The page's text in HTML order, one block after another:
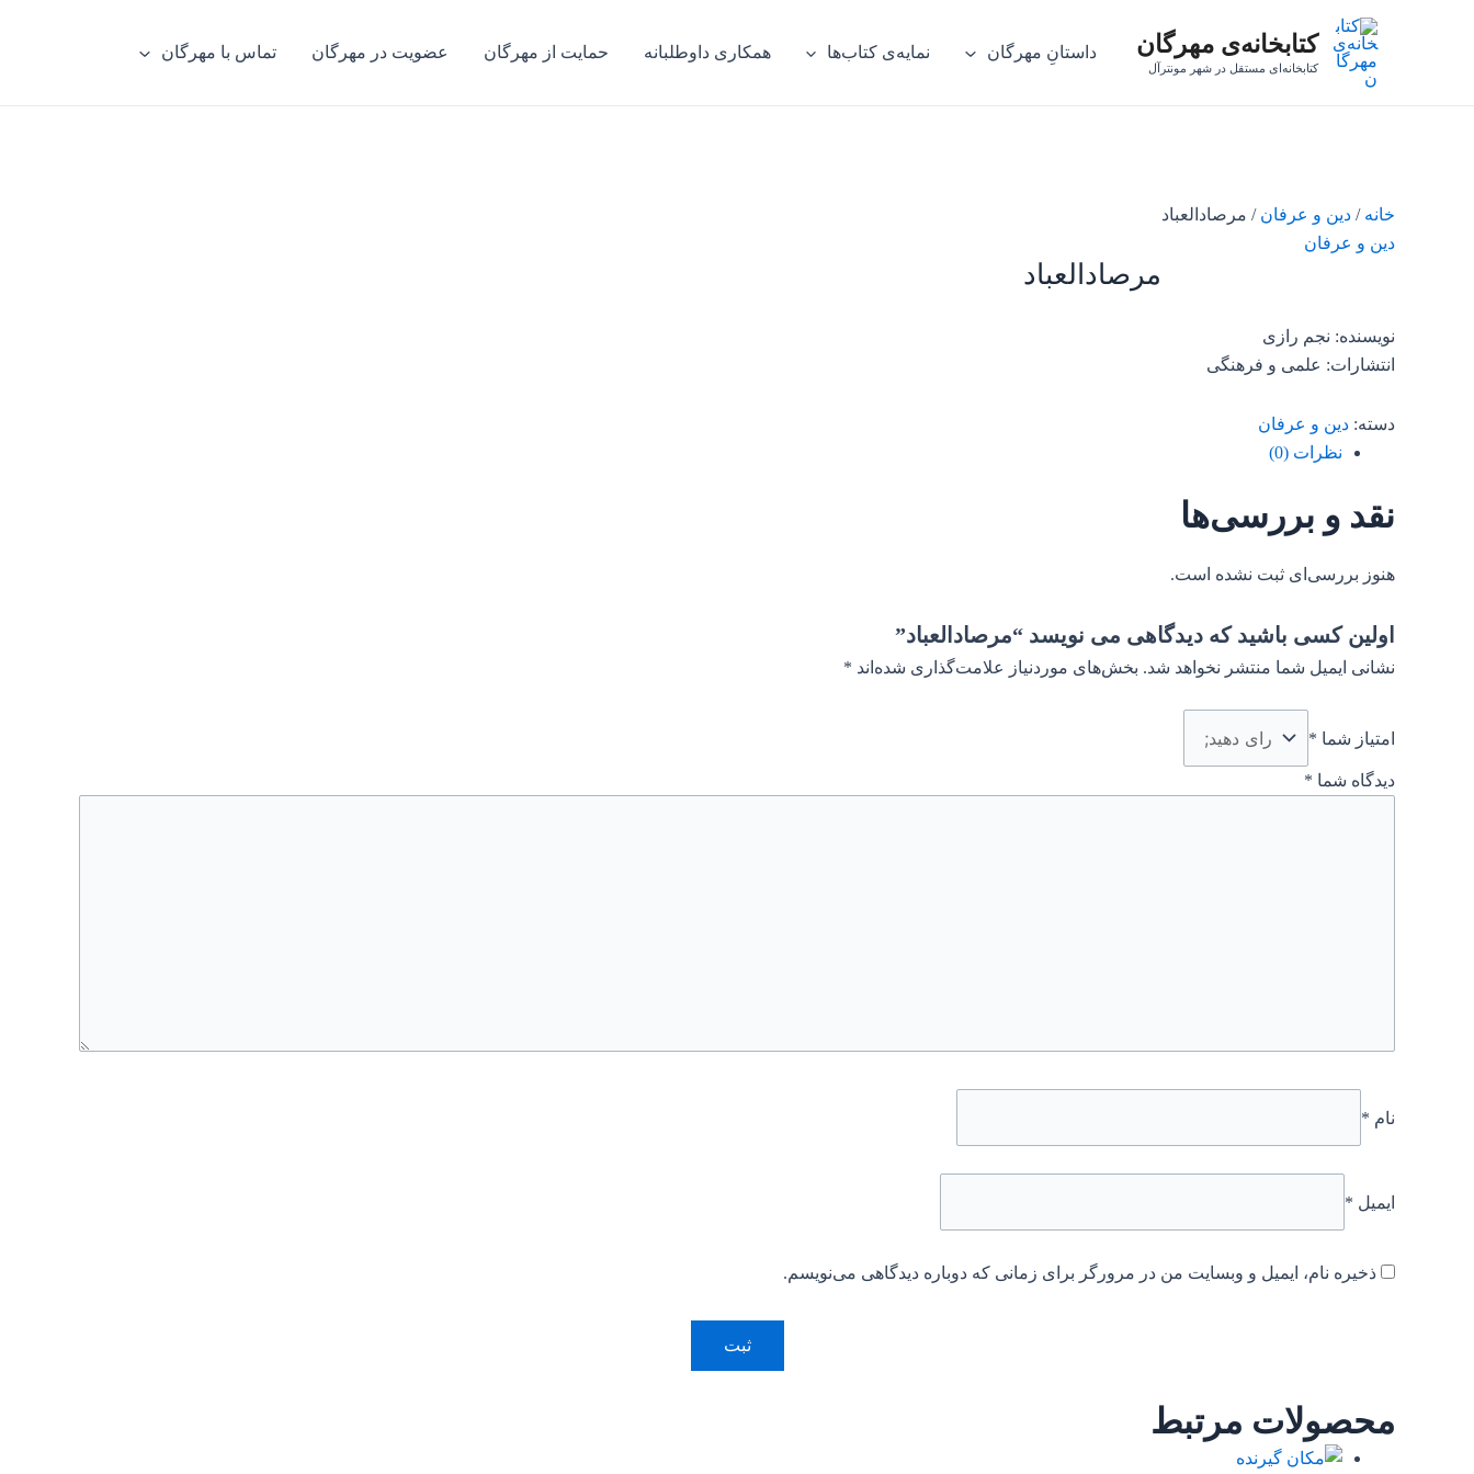
کتابخانه‌ی مهرگان
کتابخانه‌ای مستقل در شهر مونترآل
داستانِ مهرگان نمایه‌ی کتاب‌ها همکاری داوطلبانه حمایت از مهرگان عضویت در مهرگان تماس با مهرگان
خانه / دین و عرفان / مرصادالعباد
دین و عرفان
مرصادالعباد
نویسنده: نجم رازی
انتشارات: علمی و فرهنگی
دسته: دین و عرفان
نظرات (0)
نقد و بررسی‌ها
هنوز بررسی‌ای ثبت نشده است.
اولین کسی باشید که دیدگاهی می نویسد “مرصادالعباد”
نشانی ایمیل شما منتشر نخواهد شد. بخش‌های موردنیاز علامت‌گذاری شده‌اند *
امتیاز شما *
دیدگاه شما *
نام *
ایمیل *
ذخیره نام، ایمیل و وبسایت من در مرورگر برای زمانی که دوباره دیدگاهی می‌نویسم.
محصولات مرتبط